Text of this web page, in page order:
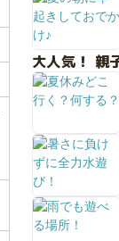
大人気！ 親